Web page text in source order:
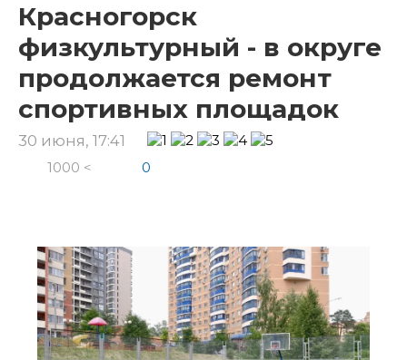
Красногорск
физкультурный - в округе
продолжается ремонт
спортивных площадок
30 июня, 17:41
1000 < 0